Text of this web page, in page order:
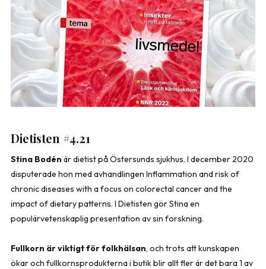
Dietisten #4.21
Stina Bodén är dietist på Östersunds sjukhus. I december 2020
disputerade hon med avhandlingen Inflammation and risk of
chronic diseases with a focus on colorectal cancer and the
impact of dietary patterns. I Dietisten gör Stina en
populärvetenskaplig presentation av sin forskning.
Fullkorn är viktigt för folkhälsan, och trots att kunskapen
ökar och fullkornsprodukterna i butik blir allt fler är det bara 1 av